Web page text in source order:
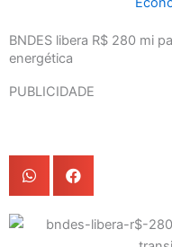
BNDES libera R$ 280 mi
energética
PUBLICIDADE